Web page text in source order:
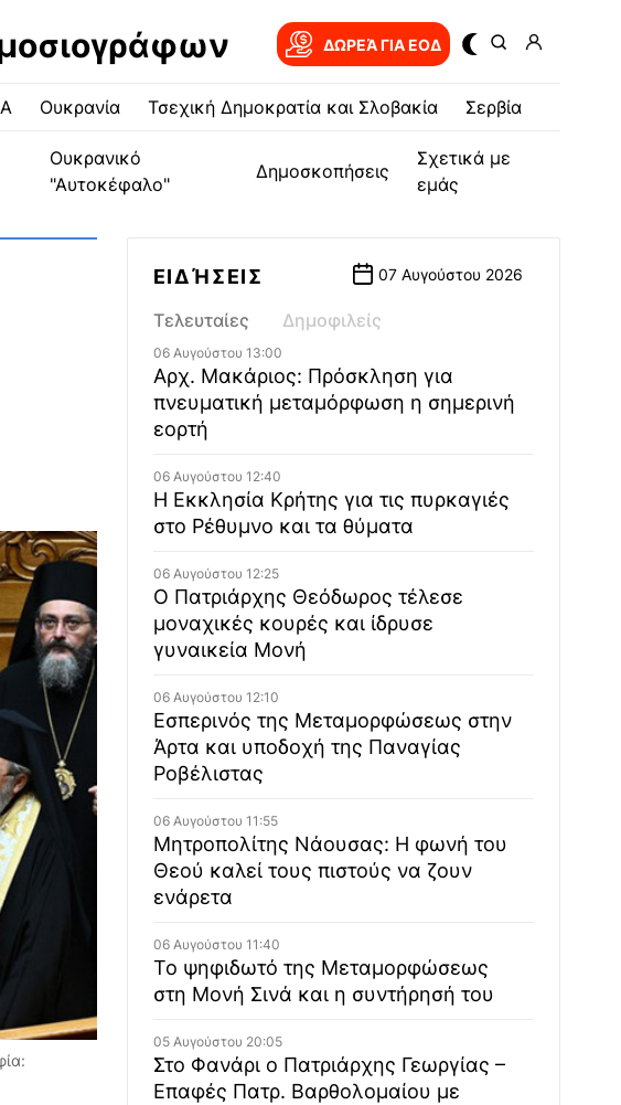
ΔΩΡΕΆ ΓΙΑ EOΔ
Ουκρανία Τσεχική Δημοκρατία και Σλοβακία Σερβία
Ουκρανικό
"Αυτοκέφαλο"
Δημοσκοπήσεις
Σχετικά με
εμάς
ΕΙΔΉΣΕΙΣ 07 Αυγούστου 2026
Τελευταίες Δημοφιλείς
06 Αυγούστου 13:00
Αρχ. Μακάριος: Πρόσκληση για
πνευματική μεταμόρφωση η σημερινή
εορτή
06 Αυγούστου 12:40
Η Εκκλησία Κρήτης για τις πυρκαγιές
στο Ρέθυμνο και τα θύματα
06 Αυγούστου 12:25
Ο Πατριάρχης Θεόδωρος τέλεσε
μοναχικές κουρές και ίδρυσε
γυναικεία Μονή
06 Αυγούστου 12:10
Εσπερινός της Μεταμορφώσεως στην
Άρτα και υποδοχή της Παναγίας
Ροβέλιστας
06 Αυγούστου 11:55
Μητροπολίτης Νάουσας: Η φωνή του
Θεού καλεί τους πιστούς να ζουν
ενάρετα
06 Αυγούστου 11:40
Το ψηφιδωτό της Μεταμορφώσεως
στη Μονή Σινά και η συντήρησή του
05 Αυγούστου 20:05
Στο Φανάρι ο Πατριάρχης Γεωργίας –
Επαφές Πατρ. Βαρθολομαίου με